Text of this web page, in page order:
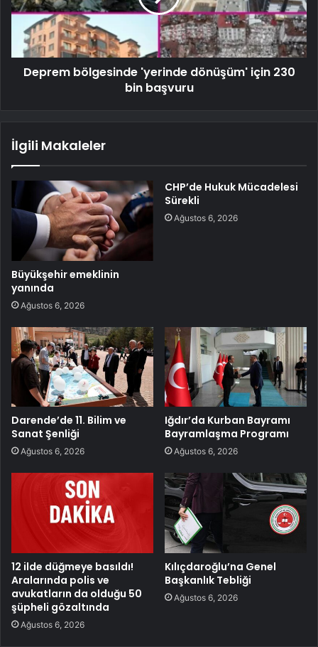
Deprem bölgesinde 'yerinde dönüşüm' için 230
bin başvuru
İlgili Makaleler
Büyükşehir emeklinin
yanında
Ağustos 6, 2026
CHP’de Hukuk Mücadelesi
Sürekli
Ağustos 6, 2026
Darende’de 11. Bilim ve
Sanat Şenliği
Ağustos 6, 2026
Iğdır’da Kurban Bayramı
Bayramlaşma Programı
Ağustos 6, 2026
12 ilde düğmeye basıldı!
Aralarında polis ve
avukatların da olduğu 50
şüpheli gözaltında
Ağustos 6, 2026
Kılıçdaroğlu’na Genel
Başkanlık Tebliği
Ağustos 6, 2026